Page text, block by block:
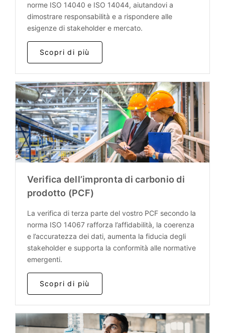
norme ISO 14040 e ISO 14044, aiutandovi a
dimostrare responsabilità e a rispondere alle
esigenze di stakeholder e mercato.
Scopri di più
Verifica dell’impronta di carbonio di
prodotto (PCF)
La verifica di terza parte del vostro PCF secondo la
norma ISO 14067 rafforza l’affidabilità, la coerenza
e l’accuratezza dei dati, aumenta la fiducia degli
stakeholder e supporta la conformità alle normative
emergenti.
Scopri di più